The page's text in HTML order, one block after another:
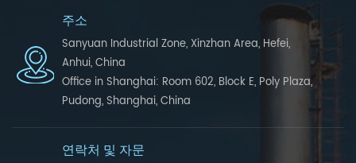
주소
Sanyuan Industrial Zone, Xinzhan Area, Hefei,
Anhui, China
Office in Shanghai: Room 602, Block E, Poly Plaza,
Pudong, Shanghai, China
연락처 및 자문